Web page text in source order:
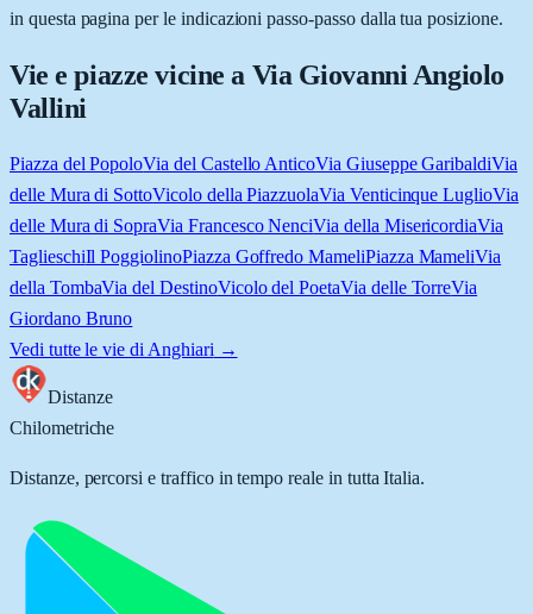
in questa pagina per le indicazioni passo-passo dalla tua posizione.
Vie e piazze vicine a Via Giovanni Angiolo
Vallini
Piazza del PopoloVia del Castello AnticoVia Giuseppe GaribaldiVia
delle Mura di SottoVicolo della PiazzuolaVia Venticinque LuglioVia
delle Mura di SopraVia Francesco NenciVia della MisericordiaVia
TaglieschiIl PoggiolinoPiazza Goffredo MameliPiazza MameliVia
della TombaVia del DestinoVicolo del PoetaVia delle TorreVia
Giordano Bruno
Vedi tutte le vie di Anghiari →
Distanze
Chilometriche
Distanze, percorsi e traffico in tempo reale in tutta Italia.